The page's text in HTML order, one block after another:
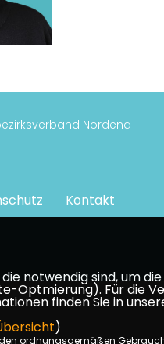
Nordend
Kontakt
notwendig sind, um
Optmierung). Für die
finden Sie in
)
ordnungsgemäßen